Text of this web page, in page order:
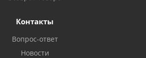
Контакты
Вопрос-ответ
Новости